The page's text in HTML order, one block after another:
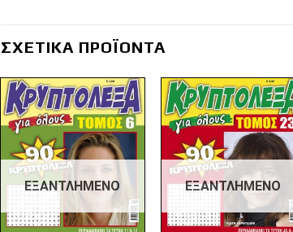
ΣΧΕΤΙΚΆ ΠΡΟΪΌΝΤΑ
Πρόσθήκη
στην λίστα
επιθυμιών
ΕΞΑΝΤΛΗΜΈΝΟ
Πρόσθήκη
στην λίστα
επιθυμιών
ΕΞΑΝΤΛΗΜΈΝΟ